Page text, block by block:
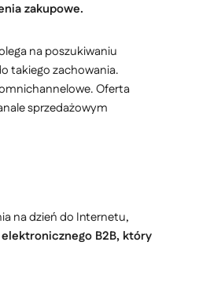
zakupowe.
na poszukiwaniu
takiego zachowania.
Oferta
sprzedażowym
na dzień do Internetu,
B2B, który